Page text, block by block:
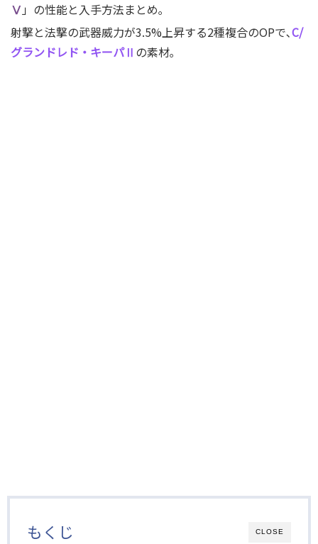
Ⅴ 」 の性能と入手方法まとめ｡
射撃と法撃の武器威力が3.5%上昇する2種複合のOPで､C/
グランドレド・キーパⅡ の素材｡
CLOSE
もくじ